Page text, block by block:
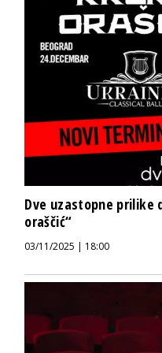
Dve uzastopne prilike
oraščić“
03/11/2025 | 18:00